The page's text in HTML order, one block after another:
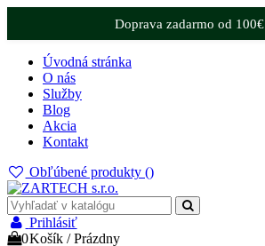
Doprava zadarmo od 100€
Úvodná stránka
O nás
Služby
Blog
Akcia
Kontakt
Obľúbené produkty ()
Prihlásiť
0Košík /Prázdny